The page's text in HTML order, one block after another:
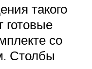
такого
готовые
со
Столбы